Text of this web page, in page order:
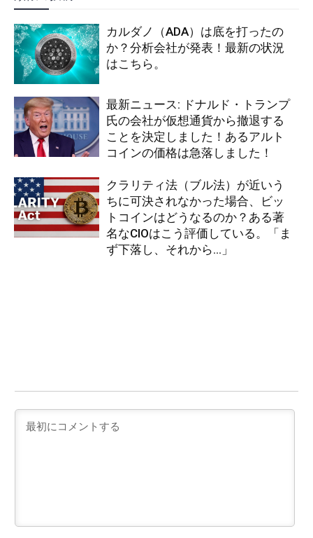
カルダノ（ADA）は底を打ったの
か？分析会社が発表！最新の状況
はこちら。
最新ニュース: ドナルド・トランプ
氏の会社が仮想通貨から撤退する
ことを決定しました！あるアルト
コインの価格は急落しました！
クラリティ法（ブル法）が近いう
ちに可決されなかった場合、ビッ
トコインはどうなるのか？ある著
名なCIOはこう評価している。「ま
ず下落し、それから…」